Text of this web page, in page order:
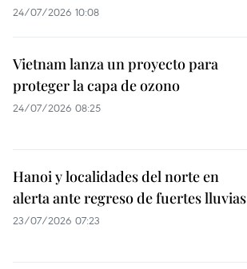
24/07/2026 10:08
Vietnam lanza un proyecto para
proteger la capa de ozono
24/07/2026 08:25
Hanoi y localidades del norte en
alerta ante regreso de fuertes lluvias
23/07/2026 07:23